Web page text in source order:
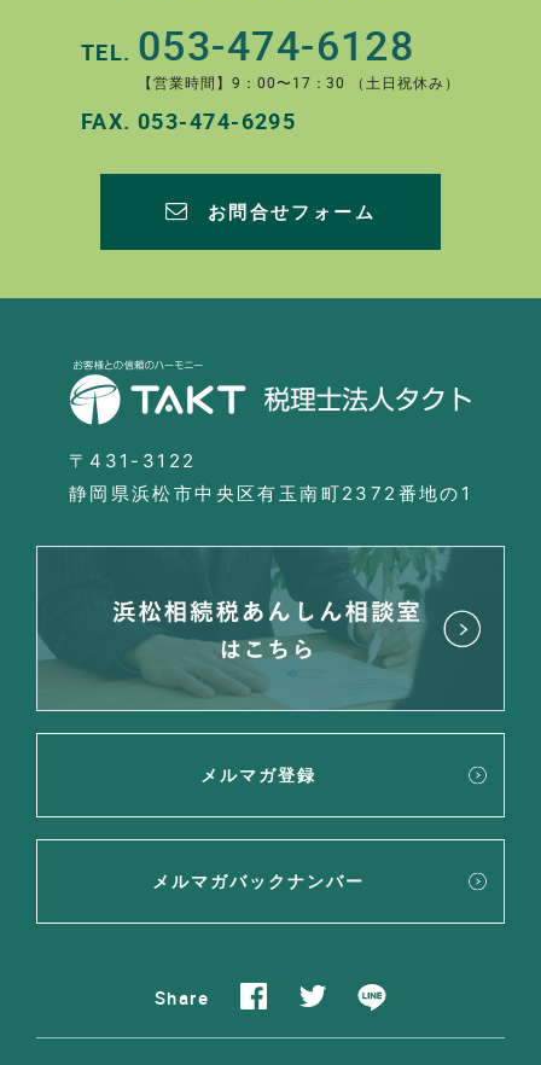
TEL. 053-474-6128
【営業時間】9：00〜17：30 （土日祝休み）
FAX. 053-474-6295
お問合せフォーム
〒431-3122
静岡県浜松市中央区有玉南町2372番地の1
メルマガ登録
メルマガバックナンバー
Share